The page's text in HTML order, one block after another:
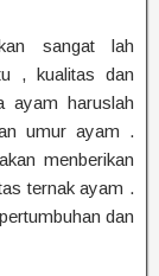
sangat lah
, kualitas dan
ayam haruslah
umur ayam .
menberikan
ternak ayam .
dan